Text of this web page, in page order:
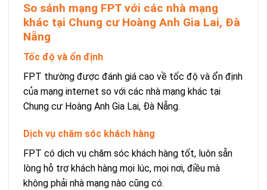
So sánh mạng FPT với các nhà mạng
khác tại Chung cư Hoàng Anh Gia Lai, Đà
Nẵng
Tốc độ và ổn định
FPT thường được đánh giá cao về tốc độ và ổn định
của mạng internet so với các nhà mạng khác tại
Chung cư Hoàng Anh Gia Lai, Đà Nẵng.
Dịch vụ chăm sóc khách hàng
FPT có dịch vụ chăm sóc khách hàng tốt, luôn sẵn
lòng hỗ trợ khách hàng mọi lúc, mọi nơi, điều mà
không phải nhà mạng nào cũng có.